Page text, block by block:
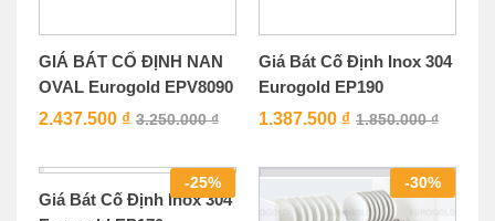
GIÁ BÁT CỐ ĐỊNH NAN
OVAL Eurogold EPV8090
2.437.500 ₫ 3.250.000₫
Giá Bát Cố Định Inox 304
Eurogold EP190
1.387.500 ₫ 1.850.000₫
-25% -30%